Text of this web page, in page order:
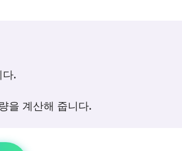
다.
을 계산해 줍니다.